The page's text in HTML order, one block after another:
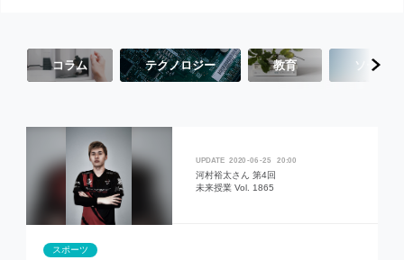
コラム テクノロジー 教育 ソーシャ
2020 06 25 20:00
河村裕太さん 第4回
未来授業 Vol. 1865
スポーツ